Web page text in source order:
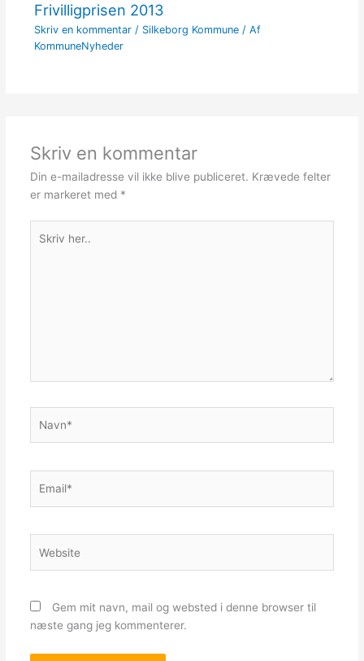
Frivilligprisen 2013
Skriv en kommentar / Silkeborg Kommune/ Af
KommuneNyheder
Skriv en kommentar
Din e-mailadresse vil ikke blive publiceret. Krævede felter
er markeret med *
her..
Gem mit navn, mail og websted i denne browser til
næste gang jeg kommenterer.